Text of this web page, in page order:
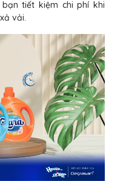
tiết kiệm chi phí khi
vải.